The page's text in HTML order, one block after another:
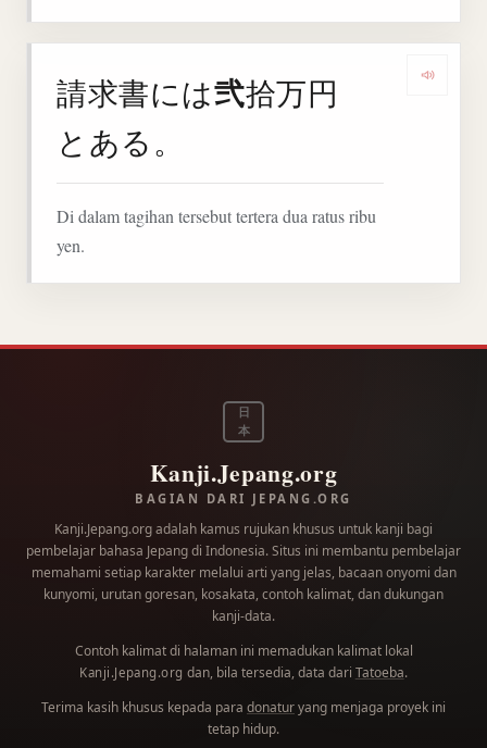
請求書には弐拾万円
とある。
Di dalam tagihan tersebut tertera dua ratus ribu
yen.
日
本
Kanji.Jepang.org
BAGIAN DARI JEPANG.ORG
Kanji.Jepang.org adalah kamus rujukan khusus untuk kanji bagi
pembelajar bahasa Jepang di Indonesia. Situs ini membantu pembelajar
memahami setiap karakter melalui arti yang jelas, bacaan onyomi dan
kunyomi, urutan goresan, kosakata, contoh kalimat, dan dukungan
kanji-data.
Contoh kalimat di halaman ini memadukan kalimat lokal
Kanji.Jepang.org dan, bila tersedia, data dari Tatoeba.
Terima kasih khusus kepada para donaturyang menjaga proyek ini
tetap hidup.